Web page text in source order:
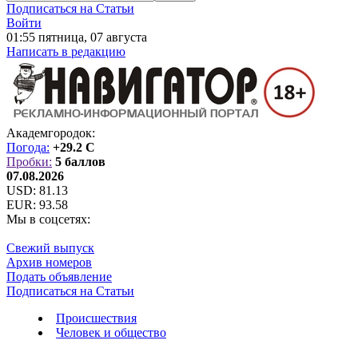
Подписаться на Статьи
Войти
01:55 пятница, 07 августа
Написать в редакцию
Академгородок:
Погода: +29.2 C
Пробки: 5 баллов
07.08.2026
USD: 81.13
EUR: 93.58
Мы в соцсетях:
Свежий выпуск
Архив номеров
Подать объявление
Подписаться на Статьи
Происшествия
Человек и общество